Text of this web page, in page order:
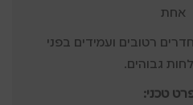
אחת
רטובים ועמידים בפני
גבוהים.
טכני: